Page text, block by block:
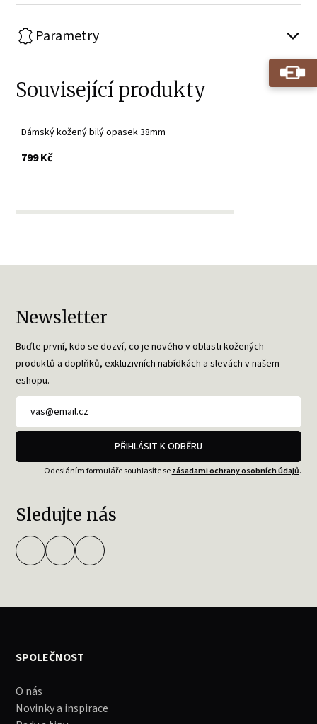
Parametry
Související produkty
Dámský kožený bilý opasek 38mm
799 Kčs DPH
Newsletter
Buďte první, kdo se dozví, co je nového v oblasti kožených
produktů a doplňků, exkluzivních nabídkách a slevách v našem
eshopu.
PŘIHLÁSIT K ODBĚRU
Odesláním formuláře souhlasíte sezásadami ochrany osobních údajů.
Sledujte nás
SPOLEČNOST
O nás
Novinky a inspirace